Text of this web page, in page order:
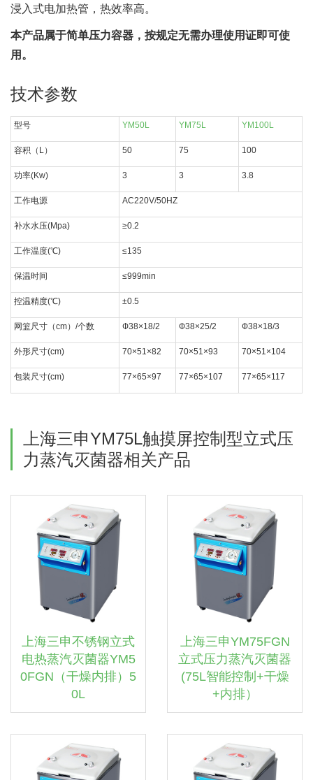
浸入式电加热管，热效率高。
本产品属于简单压力容器，按规定无需办理使用证即可使
用。
技术参数
型号 YM50L YM75L YM100L
容积（L） 50 75 100
功率(Kw) 3 3 3.8
工作电源 AC220V/50HZ
补水水压(Mpa) ≥0.2
工作温度(℃) ≤135
保温时间 ≤999min
控温精度(℃) ±0.5
网篮尺寸（cm）/个数 Ф38×18/2 Ф38×25/2 Ф38×18/3
外形尺寸(cm) 70×51×82 70×51×93 70×51×104
包装尺寸(cm) 77×65×97 77×65×107 77×65×117
上海三申YM75L触摸屏控制型立式压
力蒸汽灭菌器相关产品
上海三申不锈钢立式
电热蒸汽灭菌器YM5
0FGN（干燥内排）5
0L
上海三申YM75FGN
立式压力蒸汽灭菌器
(75L智能控制+干燥
+内排）